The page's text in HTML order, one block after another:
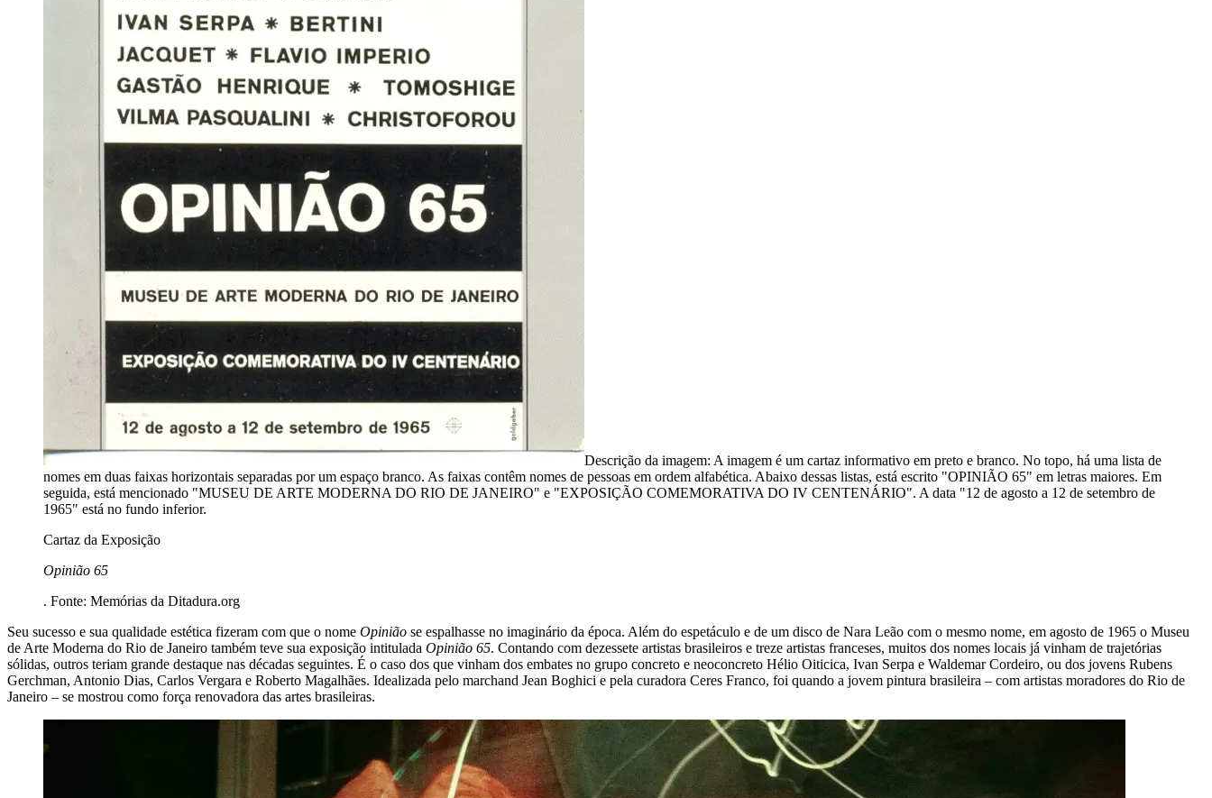
Descrição da imagem: A imagem é um cartaz informativo em preto e branco. No topo, há uma lista de
nomes em duas faixas horizontais separadas por um espaço branco. As faixas contêm nomes de pessoas em ordem alfabética. Abaixo dessas listas, está escrito "OPINIÃO 65" em letras maiores. Em
seguida, está mencionado "MUSEU DE ARTE MODERNA DO RIO DE JANEIRO" e "EXPOSIÇÃO COMEMORATIVA DO IV CENTENÁRIO". A data "12 de agosto a 12 de setembro de
1965" está no fundo inferior.
Cartaz da Exposição
Opinião 65
. Fonte: Memórias da Ditadura.org
Seu sucesso e sua qualidade estética fizeram com que o nome Opinião se espalhasse no imaginário da época. Além do espetáculo e de um disco de Nara Leão com o mesmo nome, em agosto de 1965 o Museu
de Arte Moderna do Rio de Janeiro também teve sua exposição intitulada Opinião 65. Contando com dezessete artistas brasileiros e treze artistas franceses, muitos dos nomes locais já vinham de trajetórias
sólidas, outros teriam grande destaque nas décadas seguintes. É o caso dos que vinham dos embates no grupo concreto e neoconcreto Hélio Oiticica, Ivan Serpa e Waldemar Cordeiro, ou dos jovens Rubens
Gerchman, Antonio Dias, Carlos Vergara e Roberto Magalhães. Idealizada pelo marchand Jean Boghici e pela curadora Ceres Franco, foi quando a jovem pintura brasileira – com artistas moradores do Rio de
Janeiro – se mostrou como força renovadora das artes brasileiras.